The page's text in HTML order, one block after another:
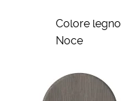
Colore legno
Noce